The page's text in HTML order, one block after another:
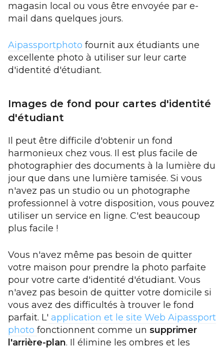
magasin local ou vous être envoyée par e-
mail dans quelques jours.
Aipassportphoto fournit aux étudiants une
excellente photo à utiliser sur leur carte
d'identité d'étudiant.
Images de fond pour cartes d'identité
d'étudiant
Il peut être difficile d'obtenir un fond
harmonieux chez vous. Il est plus facile de
photographier des documents à la lumière du
jour que dans une lumière tamisée. Si vous
n'avez pas un studio ou un photographe
professionnel à votre disposition, vous pouvez
utiliser un service en ligne. C'est beaucoup
plus facile !
Vous n'avez même pas besoin de quitter
votre maison pour prendre la photo parfaite
pour votre carte d'identité d'étudiant. Vous
n'avez pas besoin de quitter votre domicile si
vous avez des difficultés à trouver le fond
parfait. L' application et le site Web Aipassport
photo fonctionnent comme un supprimer
l'arrière-plan. Il élimine les ombres et les